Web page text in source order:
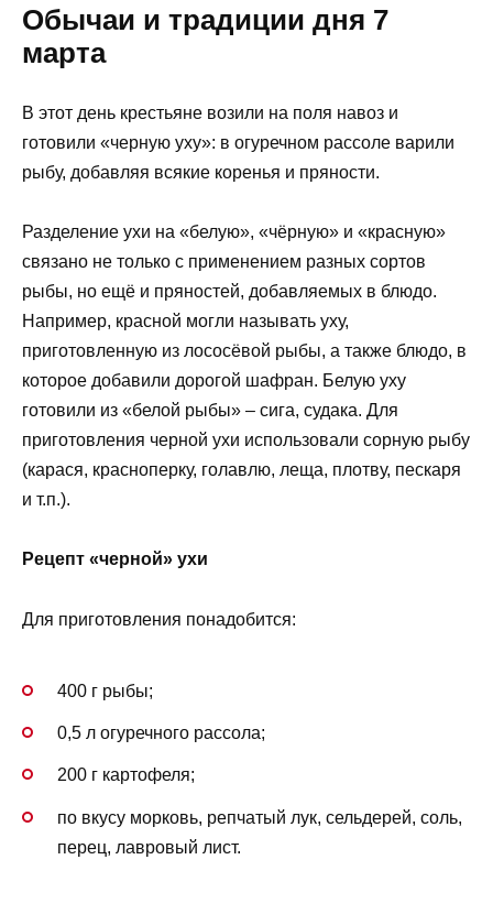
Обычаи и традиции дня 7
марта
В этот день крестьяне возили на поля навоз и
готовили «черную уху»: в огуречном рассоле варили
рыбу, добавляя всякие коренья и пряности.
Разделение ухи на «белую», «чёрную» и «красную»
связано не только с применением разных сортов
рыбы, но ещё и пряностей, добавляемых в блюдо.
Например, красной могли называть уху,
приготовленную из лососёвой рыбы, а также блюдо, в
которое добавили дорогой шафран. Белую уху
готовили из «белой рыбы» ‒ сига, судака. Для
приготовления черной ухи использовали сорную рыбу
(карася, красноперку, голавлю, леща, плотву, пескаря
и т.п.).
Рецепт «черной» ухи
Для приготовления понадобится:
400 г рыбы;
0,5 л огуречного рассола;
200 г картофеля;
по вкусу морковь, репчатый лук, сельдерей, соль,
перец, лавровый лист.